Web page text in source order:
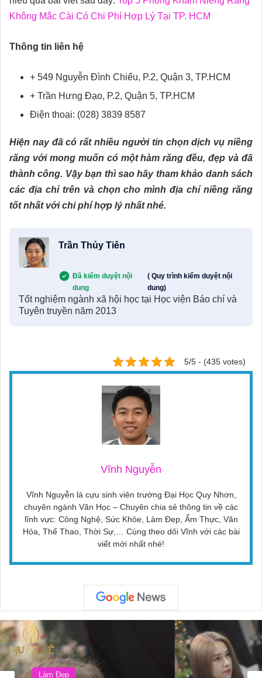
Không Mắc Cài Có Chi Phí Hợp Lý Tại TP. HCM
Thông tin liên hệ
+ 549 Nguyễn Đình Chiểu, P.2, Quận 3, TP.HCM
+ Trần Hưng Đạo, P.2, Quận 5, TP.HCM
Điện thoại: (028) 3839 8587
Hiện nay đã có rất nhiều người tin chọn dịch vụ niềng
răng với mong muốn có một hàm răng đều, đẹp và đã
thành công. Vậy bạn thì sao hãy tham khảo danh sách
các địa chỉ trên và chọn cho mình địa chỉ niềng răng
tốt nhất với chi phí hợp lý nhất nhé.
Trần Thủy Tiên
Đã kiểm duyệt nội
dung
( Quy trình kiểm duyệt nội
dung)
Tốt nghiệm ngành xã hội học tại Học viện Báo chí và
Tuyên truyền năm 2013
5/5 - (435 votes)
Vĩnh Nguyễn
Vĩnh Nguyễn là cựu sinh viên trường Đại Học Quy Nhơn,
chuyên ngành Văn Học – Chuyên chia sẻ thông tin về các
lĩnh vực: Công Nghệ, Sức Khỏe, Làm Đẹp, Ẩm Thực, Văn
Hóa, Thể Thao, Thời Sự,… Cùng theo dõi Vĩnh với các bài
viết mới nhất nhé!
Làm Đẹp